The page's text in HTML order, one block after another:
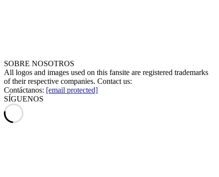
SOBRE NOSOTROS
All logos and images used on this fansite are registered trademarks
of their respective companies. Contact us:
Contáctanos: [email protected]
SÍGUENOS